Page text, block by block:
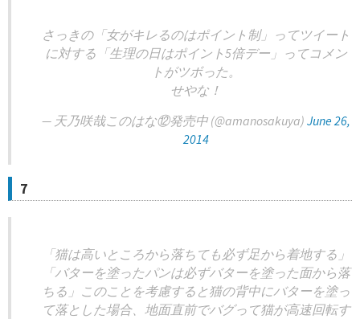
さっきの「女がキレるのはポイント制」ってツイート
に対する「生理の日はポイント5倍デー」ってコメン
トがツボった。
せやな！
— 天乃咲哉このはな⑫発売中 (@amanosakuya) June 26,
2014
7
「猫は高いところから落ちても必ず足から着地する」
「バターを塗ったパンは必ずバターを塗った面から落
ちる」このことを考慮すると猫の背中にバターを塗っ
て落とした場合、地面直前でバグって猫が高速回転す